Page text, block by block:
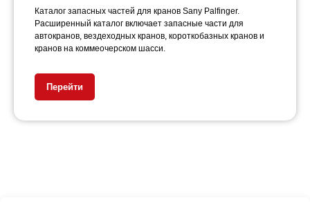
Каталог запасных частей для кранов Sany Palfinger.
Расширенный каталог включает запасные части для
автокранов, вездеходных кранов, короткобазных кранов и
кранов на коммеочерском шасси.
Перейти